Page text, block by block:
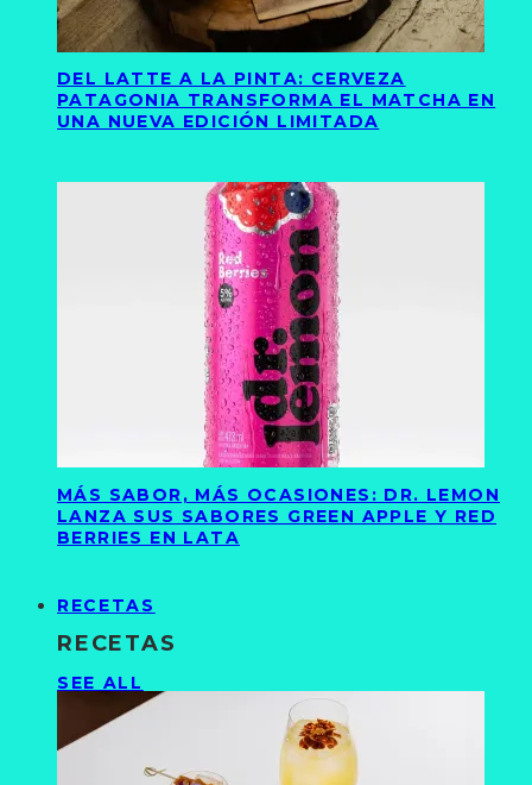
DEL LATTE A LA PINTA: CERVEZA
PATAGONIA TRANSFORMA EL MATCHA EN
UNA NUEVA EDICIÓN LIMITADA
MÁS SABOR, MÁS OCASIONES: DR. LEMON
LANZA SUS SABORES GREEN APPLE Y RED
BERRIES EN LATA
RECETAS
RECETAS
SEE ALL